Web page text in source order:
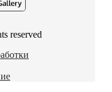
reserved